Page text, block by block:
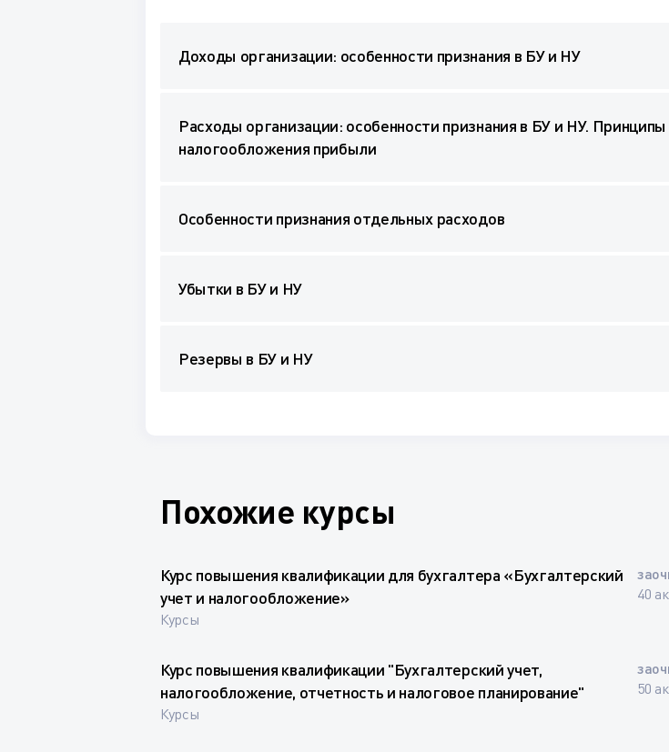
Доходы организации: особенности признания в БУ и НУ
Расходы организации: особенности признания в БУ и НУ.
налогообложения прибыли
Особенности признания отдельных расходов
Убытки в БУ и НУ
Резервы в БУ и НУ
Похожие курсы
Курс повышения квалификации для бухгалтера «Бухгалтерский
учет и налогообложение»
Курсы
40
Курс повышения квалификации "Бухгалтерский учет,
налогообложение, отчетность и налоговое планирование"
Курсы
50